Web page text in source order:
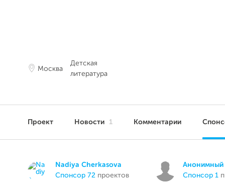
Москва
Детская
литература
Проект Новости 1 Комментарии
Nadiya Cherkasova
спонсор 72 проектов
Анонимный
спонсор 1